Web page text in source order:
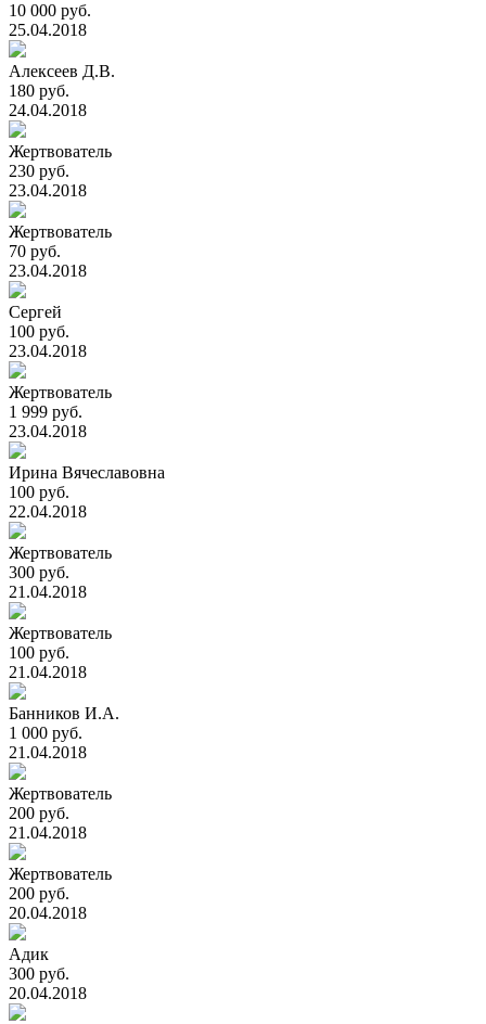
10 000 руб.
25.04.2018
Алексеев Д.В.
180 руб.
24.04.2018
Жертвователь
230 руб.
23.04.2018
Жертвователь
70 руб.
23.04.2018
Сергей
100 руб.
23.04.2018
Жертвователь
1 999 руб.
23.04.2018
Ирина Вячеславовна
100 руб.
22.04.2018
Жертвователь
300 руб.
21.04.2018
Жертвователь
100 руб.
21.04.2018
Банников И.А.
1 000 руб.
21.04.2018
Жертвователь
200 руб.
21.04.2018
Жертвователь
200 руб.
20.04.2018
Адик
300 руб.
20.04.2018